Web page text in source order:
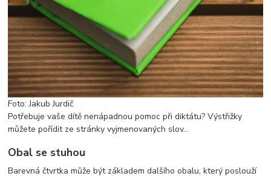
Foto: Jakub Jurdič
Potřebuje vaše dítě nenápadnou pomoc při diktátu? Výstřižky
můžete pořídit ze stránky vyjmenovaných slov…
Obal se stuhou
Barevná čtvrtka může být základem dalšího obalu, který poslouží